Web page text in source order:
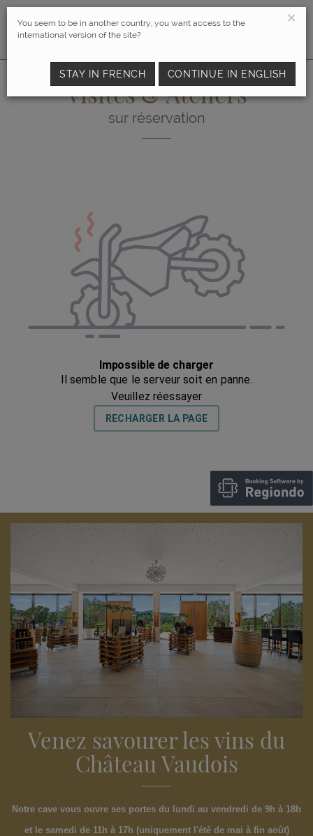
Visites & Ateliers
sur réservation
Venez savourer les vins du
Château Vaudois
Notre cave vous ouvre ses portes du lundi au vendredi de 9h à 18h
et le samedi de 11h à 17h (uniquement l'été de mai à fin août)
×
You seem to be in another country, you want access to the
international version of the site?
STAY IN FRENCH CONTINUE IN ENGLISH